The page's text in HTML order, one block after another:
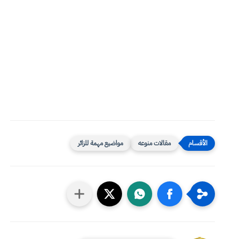
مقالات منوعه مواضيع مهمة للزائر